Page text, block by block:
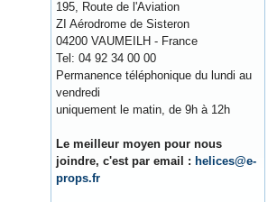
195, Route de l'Aviation
ZI Aérodrome de Sisteron
04200 VAUMEILH - France
Tel: 04 92 34 00 00
Permanence téléphonique du lundi au
vendredi
uniquement le matin, de 9h à 12h
Le meilleur moyen pour nous
joindre, c'est par email : helices@e-
props.fr